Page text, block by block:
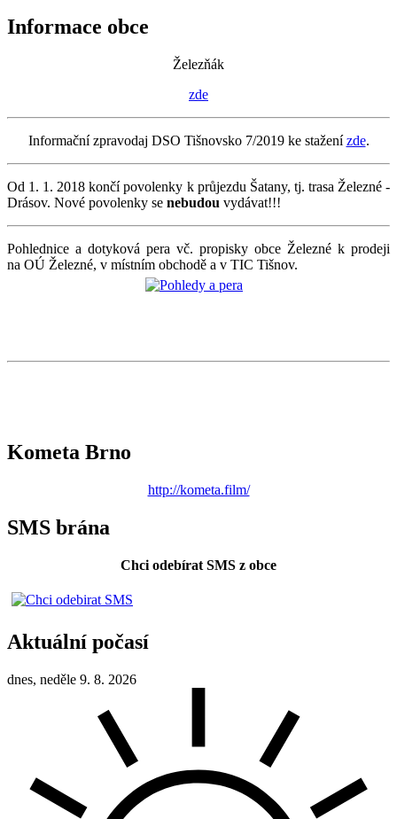
Informace obce
Železňák
zde
Informační zpravodaj DSO Tišnovsko 7/2019 ke staženízde.
Od 1. 1. 2018 končí povolenky k průjezdu Šatany, tj. trasa Železné -
Drásov. Nové povolenky se nebudou vydávat!!!
Pohlednice a dotyková pera vč. propisky obce Železné k prodeji
na OÚ Železné, v místním obchodě a v TIC Tišnov.
Kometa Brno
http://kometa.film/
SMS brána
Chci odebírat SMS z obce
Aktuální počasí
dnes, neděle 9. 8. 2026